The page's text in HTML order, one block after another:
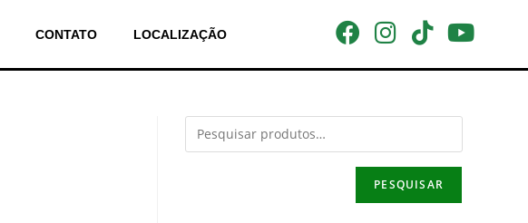
CONTATO LOCALIZAÇÃO
PESQUISAR